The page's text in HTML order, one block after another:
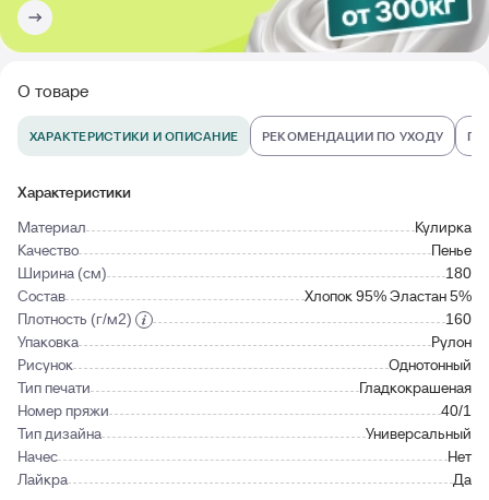
О товаре
ХАРАКТЕРИСТИКИ И ОПИСАНИЕ РЕКОМЕНДАЦИИ ПО УХОДУ
Характеристики
Материал
Кулирка
Качество
Пенье
Ширина (см)
180
Состав
Хлопок 95% Эластан 5%
Плотность (г/м2)
160
Упаковка
Рулон
Рисунок
Однотонный
Тип печати
Гладкокрашеная
Номер пряжи
40/1
Тип дизайна
Универсальный
Начес
Нет
Лайкра
Да